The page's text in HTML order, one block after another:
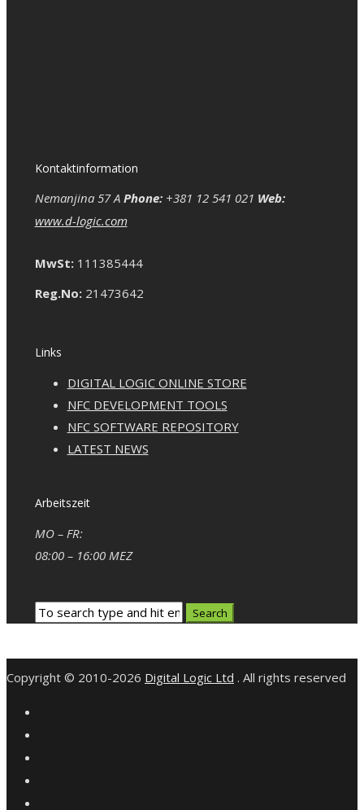
Kontaktinformation
Nemanjina 57 A Phone:+381 12 541 021 Web:
www.d-logic.com
MwSt:111385444
Reg.No:21473642
Links
DIGITAL LOGIC ONLINE STORE
NFC DEVELOPMENT TOOLS
NFC SOFTWARE REPOSITORY
LATEST NEWS
Arbeitszeit
MO – FR:
08:00 – 16:00 MEZ
Copyright © 2010-2026 Digital Logic Ltd . All rights reserved